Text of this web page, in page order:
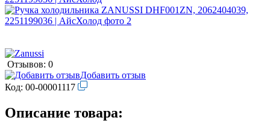
Отзывов: 0
Добавить отзыв
Код: 00-00001117
Описание товара: